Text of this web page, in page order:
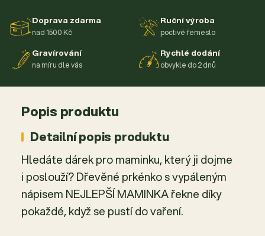
Doprava zdarma
nad 1500 Kč
Ruční výroba
poctivé řemeslo
Gravírování
na míru dle vás
Rychlé dodání
obvykle do 2 dnů
Popis produktu
Detailní popis produktu
Hledáte dárek pro maminku, který ji dojme
i poslouží? Dřevěné prkénko s vypáleným
nápisem NEJLEPŠÍ MAMINKA řekne díky
pokaždé, když se pustí do vaření.